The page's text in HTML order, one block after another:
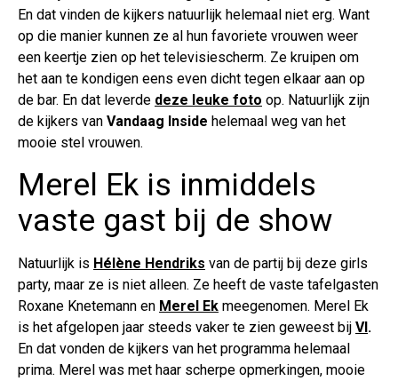
En dat vinden de kijkers natuurlijk helemaal niet erg. Want
op die manier kunnen ze al hun favoriete vrouwen weer
een keertje zien op het televisiescherm. Ze kruipen om
het aan te kondigen eens even dicht tegen elkaar aan op
de bar. En dat leverde deze leuke foto op. Natuurlijk zijn
de kijkers van Vandaag Inside helemaal weg van het
mooie stel vrouwen.
Merel Ek is inmiddels
vaste gast bij de show
Natuurlijk is Hélène Hendriks van de partij bij deze girls
party, maar ze is niet alleen. Ze heeft de vaste tafelgasten
Roxane Knetemann en Merel Ek meegenomen. Merel Ek
is het afgelopen jaar steeds vaker te zien geweest bij VI.
En dat vonden de kijkers van het programma helemaal
prima. Merel was met haar scherpe opmerkingen, mooie